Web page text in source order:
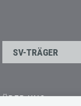
SV-TRÄGER
ÜBER UNS